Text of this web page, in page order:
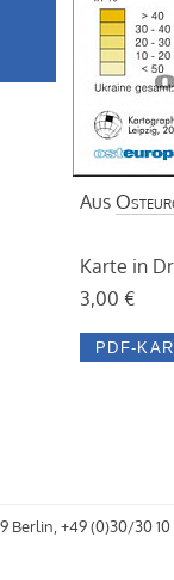
Aus
Karte in
3,00 €
Berlin, +49 (0)30/30